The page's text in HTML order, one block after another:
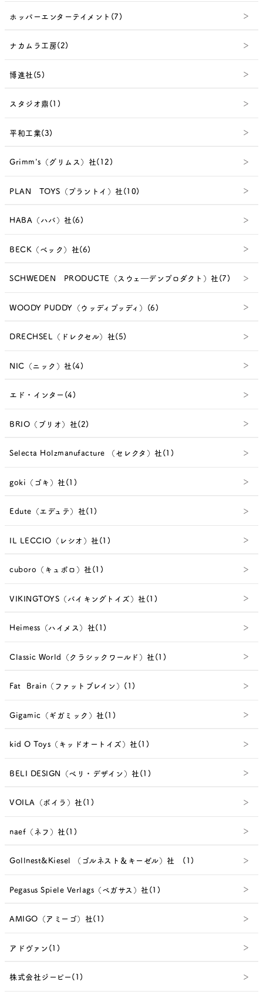
ホッパーエンターテイメント(7)
ナカムラ工房(2)
博進社(5)
スタジオ鼎(1)
平和工業(3)
Grimm's（グリムス）社(12)
PLAN TOYS（プラントイ）社(10)
HABA（ハバ）社(6)
BECK（ベック）社(6)
SCHWEDEN PRODUCTE（スウェ―デンプロダクト）社(7)
WOODY PUDDY（ウッディプッディ）(6)
DRECHSEL（ドレクセル）社(5)
NIC（ニック）社(4)
エド・インター(4)
BRIO（ブリオ）社(2)
Selecta Holzmanufacture （セレクタ）社(1)
goki（ゴキ）社(1)
Edute（エデュテ）社(1)
IL LECCIO（レシオ）社(1)
cuboro（キュボロ）社(1)
VIKINGTOYS（バイキングトイズ）社(1)
Heimess（ハイメス）社(1)
Classic World（クラシックワールド）社(1)
Fat Brain（ファットブレイン）(1)
Gigamic（ギガミック）社(1)
kid O Toys（キッドオートイズ）社(1)
BELI DESIGN（べリ・デザイン）社(1)
VOILA（ボイラ）社(1)
naef（ネフ）社(1)
Gollnest&Kiesel （ゴルネスト＆キーゼル）社 (1)
Pegasus Spiele Verlags（ペガサス）社(1)
AMIGO（アミーゴ）社(1)
アドヴァン(1)
株式会社ジーピー(1)